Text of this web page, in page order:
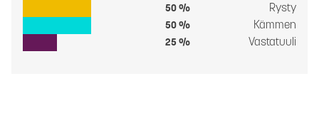
50 % Rysty
50 % Kämmen
25 % Vastatuuli